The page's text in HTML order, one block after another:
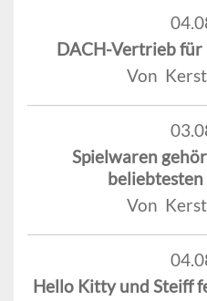
DACH-Vertrieb für
Von
Spielwaren
beliebtesten
Von
Hello Kitty und Steiff